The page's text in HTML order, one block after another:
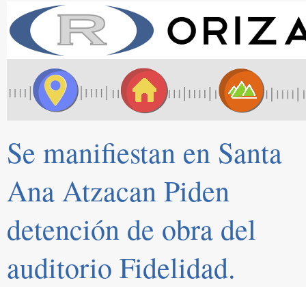
Se manifiestan en Santa
Ana Atzacan Piden
detención de obra del
auditorio Fidelidad.